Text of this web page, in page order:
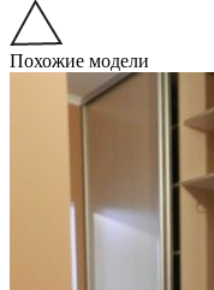
Похожие модели